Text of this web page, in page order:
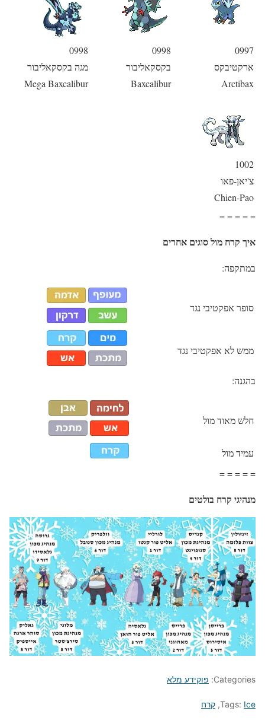
0997
ארקטיבקס
Arctibax
0998
בקסקאליבור
Baxcalibur
0998
מגה בקסקאליבור
Mega Baxcalibur
1002
צ'יאן-פאו
Chien-Pao
= = = = =
איך קרח מול סוגים אחרים
במתקפה:
סופר אפקטיבי נגד
ממש לא אפקטיבי נגד
בהגנה:
חלש מאוד מול
עמיד מול
= = = = =
מנהיגי קרח בולטים
Categories: פוקידע מלא
Tags: Ice
, קרח